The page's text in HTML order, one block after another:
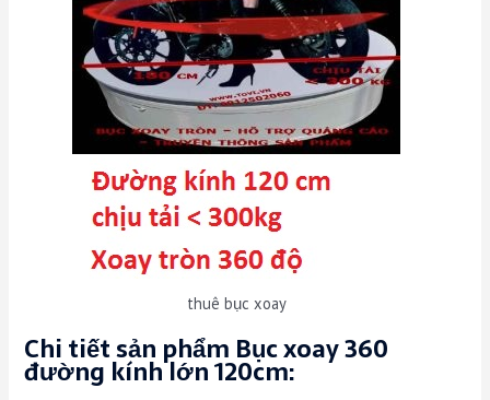
thuê bục xoay
Chi tiết sản phẩm Bục xoay 360
đường kính lớn 120cm: